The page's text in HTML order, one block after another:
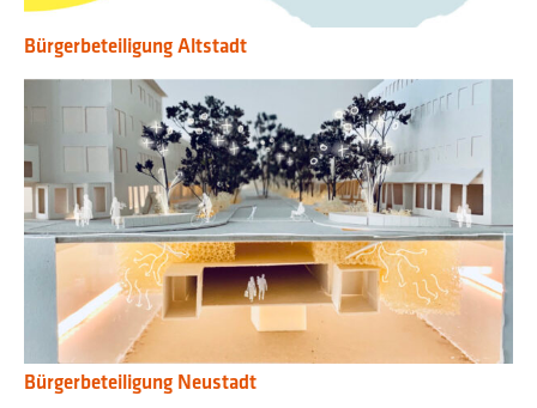
Bürgerbeteiligung Altstadt
Bürgerbeteiligung Neustadt